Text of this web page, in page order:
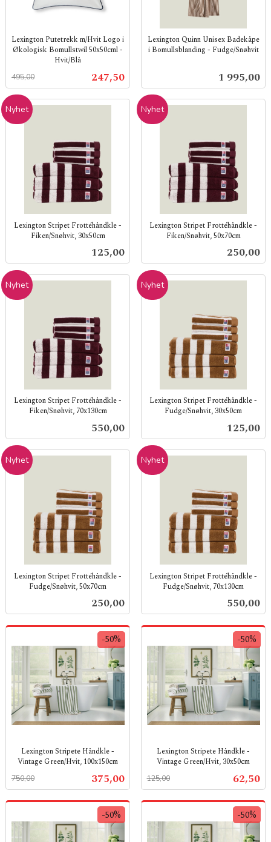
Lexington Putetrekk m/Hvit Logo i
Økologisk Bomullstwil 50x50cml -
Hvit/Blå
Tilbud
247,50
495,00
mva.
Lexington Quinn Unisex Badekåpe
i Bomullsblanding - Fudge/Snøhvit
Pris
1 995,00
Lexington Stripet Frottéhåndkle -
Fiken/Snøhvit, 30x50cm
Pris
125,00
Nyhet
Lexington Stripet Frottéhåndkle -
Fiken/Snøhvit, 50x70cm
Pris
250,00
Nyhet
Lexington Stripet Frottéhåndkle -
Fiken/Snøhvit, 70x130cm
Pris
550,00
Nyhet
Lexington Stripet Frottéhåndkle -
Fudge/Snøhvit, 30x50cm
Pris
125,00
Nyhet
Lexington Stripet Frottéhåndkle -
Fudge/Snøhvit, 50x70cm
Pris
250,00
Nyhet
Lexington Stripet Frottéhåndkle -
Fudge/Snøhvit, 70x130cm
Pris
550,00
Nyhet
Lexington Stripete Håndkle -
Vintage Green/Hvit, 100x150cm
Tilbud
375,00
750,00
-50%
mva.
Lexington Stripete Håndkle -
Vintage Green/Hvit, 30x50cm
Tilbud
62,50
125,00
-50%
mva.
-50% -50%